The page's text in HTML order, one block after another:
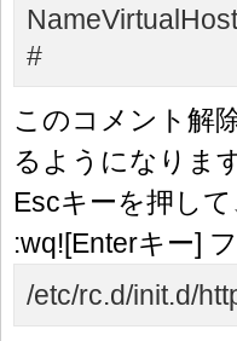
#
このコメント解
るようになります
Escキーを押し
:wq![Enterキー]
/etc/rc.d/init.d/